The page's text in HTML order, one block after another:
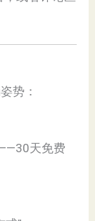
势：
天免费